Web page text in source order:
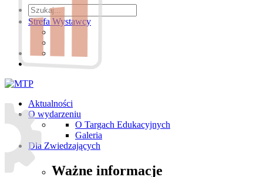
Strefa Wystawcy
Aktualności
O wydarzeniu
O Targach Edukacyjnych
Galeria
Dla Zwiedzających
Ważne informacje